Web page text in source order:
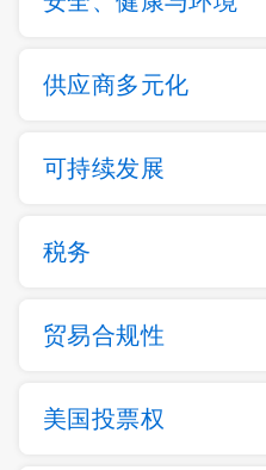
供应商多元化
可持续发展
税务
贸易合规性
美国投票权